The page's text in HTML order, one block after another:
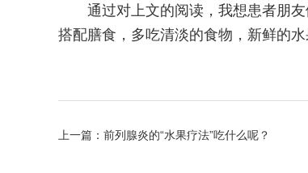
通过对上文的阅读，我想患者朋
搭配膳食，多吃清淡的食物，新鲜的
上一篇： 前列腺炎的“水果疗法”吃什么呢？